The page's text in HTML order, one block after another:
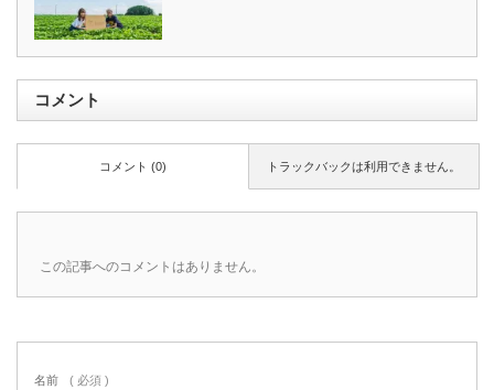
コメント
トラックバックは利用できません。
コメント (0)
この記事へのコメントはありません。
名前 ( 必須 )